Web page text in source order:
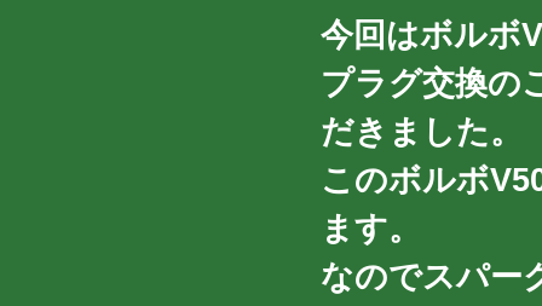
今回はボルボ
プラグ交換の
だきました。
このボルボ
ます。
なのでスパー